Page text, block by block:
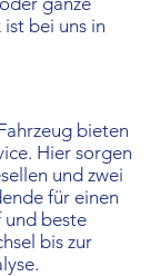
bei uns in
bieten
Hier sorgen
und zwei
für einen
und beste
bis zur